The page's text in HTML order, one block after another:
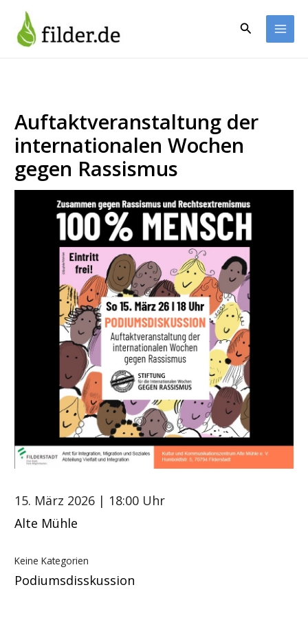
Inhalt
springen
Suchen
Auftaktveranstaltung der
internationalen Wochen
gegen Rassismus
15. März 2026 | 18:00 Uhr
Alte Mühle
Keine Kategorien
Podiumsdisskussion